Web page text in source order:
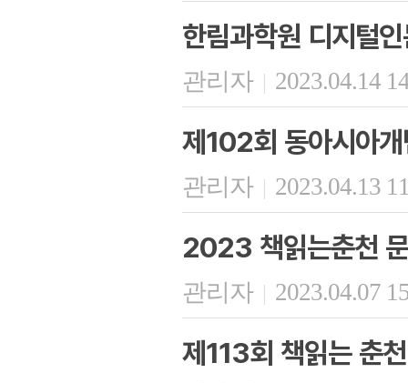
한림과학원 디지털
관리자 | 2023.04.14
제102회 동아시아
관리자 | 2023.04.13
2023 책읽는춘천
관리자 | 2023.04.07
제113회 책읽는 춘천